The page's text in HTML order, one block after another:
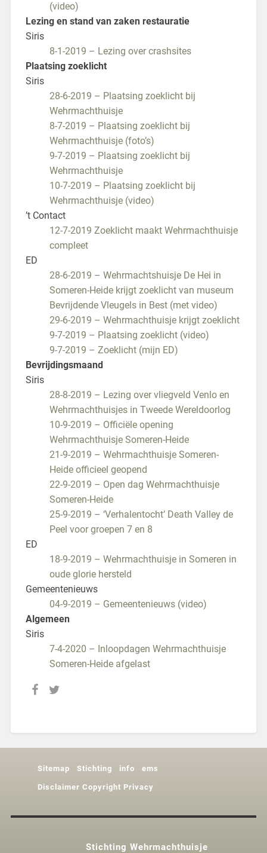
(video)
Lezing en stand van zaken restauratie
Siris
8-1-2019 – Lezing over crashsites
Plaatsing zoeklicht
Siris
28-6-2019 – Plaatsing zoeklicht bij
Wehrmachthuisje
8-7-2019 – Plaatsing zoeklicht bij
Wehrmachthuisje (foto’s)
9-7-2019 – Plaatsing zoeklicht bij
Wehrmachthuisje
10-7-2019 – Plaatsing zoeklicht bij
Wehrmachthuisje (video)
’t Contact
12-7-2019 Zoeklicht maakt Wehrmachthuisje
compleet
ED
28-6-2019 – Wehrmachtshuisje De Hei in
Someren-Heide krijgt zoeklicht van museum
Bevrijdende Vleugels in Best (met video)
29-6-2019 – Wehrmachthuisje krijgt zoeklicht
9-7-2019 – Plaatsing zoeklicht (video)
9-7-2019 – Zoeklicht (mijn ED)
Bevrijdingsmaand
Siris
28-8-2019 – Lezing over vliegveld Venlo en
Wehrmachthuisjes in Tweede Wereldoorlog
10-9-2019 – Officiële opening
Wehrmachthuisje Someren-Heide
21-9-2019 – Wehrmachthuisje Someren-
Heide officieel geopend
22-9-2019 – Open dag Wehrmachthuisje
Someren-Heide
25-9-2019 – ‘Verhalentocht’ Death Valley de
Peel voor groepen 7 en 8
ED
18-9-2019 – Wehrmachthuisje in Someren in
oude glorie hersteld
Gemeentenieuws
04-9-2019 – Gemeentenieuws (video)
Algemeen
Siris
7-4-2020 – Inloopdagen Wehrmachthuisje
Someren-Heide afgelast
Sitemap Stichting info ems
Disclaimer Copyright Privacy
Stichting Wehrmachthuisje